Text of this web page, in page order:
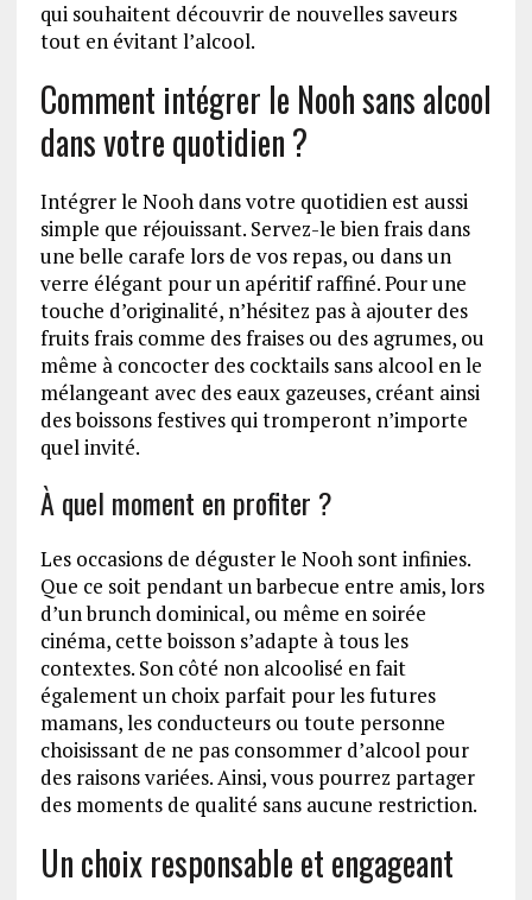
qui souhaitent découvrir de nouvelles saveurs
tout en évitant l’alcool.
Comment intégrer le Nooh sans alcool
dans votre quotidien ?
Intégrer le Nooh dans votre quotidien est aussi
simple que réjouissant. Servez-le bien frais dans
une belle carafe lors de vos repas, ou dans un
verre élégant pour un apéritif raffiné. Pour une
touche d’originalité, n’hésitez pas à ajouter des
fruits frais comme des fraises ou des agrumes, ou
même à concocter des cocktails sans alcool en le
mélangeant avec des eaux gazeuses, créant ainsi
des boissons festives qui tromperont n’importe
quel invité.
À quel moment en profiter ?
Les occasions de déguster le Nooh sont infinies.
Que ce soit pendant un barbecue entre amis, lors
d’un brunch dominical, ou même en soirée
cinéma, cette boisson s’adapte à tous les
contextes. Son côté non alcoolisé en fait
également un choix parfait pour les futures
mamans, les conducteurs ou toute personne
choisissant de ne pas consommer d’alcool pour
des raisons variées. Ainsi, vous pourrez partager
des moments de qualité sans aucune restriction.
Un choix responsable et engageant